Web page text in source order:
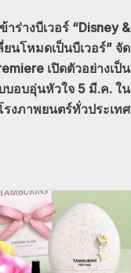
าร่างบีเวอร์ “Disney &
ยนโหมดเป็นบีเวอร์” จัด
เปิดตัวอย่างเป็น
อบอุ่นหัวใจ 5 มี.ค. ใน
รงภาพยนตร์ทั่วประเทศ